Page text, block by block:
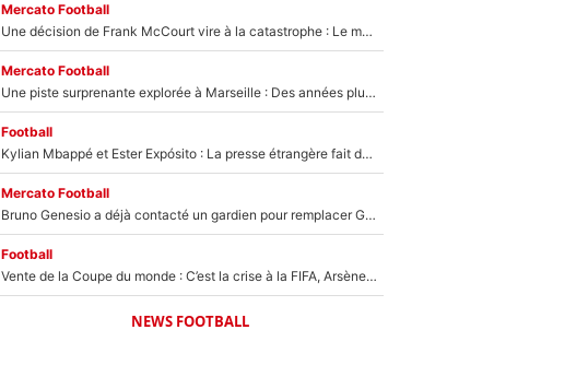
Mercato Football
Une décision de Frank McCourt vire à la catastrophe : Le mercato de l’OM provoque de nouvelles tensions en pleine crise financière !
Mercato Football
Une piste surprenante explorée à Marseille : Des années plus tard, l’OM a tenté de faire revenir le joueur qui avait provoqué le départ d’André Villas-Boas !
Football
Kylian Mbappé et Ester Expósito : La presse étrangère fait de nouvelles révélations sur leurs vacances en amoureux
Mercato Football
Bruno Genesio a déjà contacté un gardien pour remplacer Geronimo Rulli : La crise financière peut encore plomber les plans de l’OM sur le mercato
Football
Vente de la Coupe du monde : C’est la crise à la FIFA, Arsène Wenger se désolidarise du projet de Gianni Infantino !
NEWS FOOTBALL